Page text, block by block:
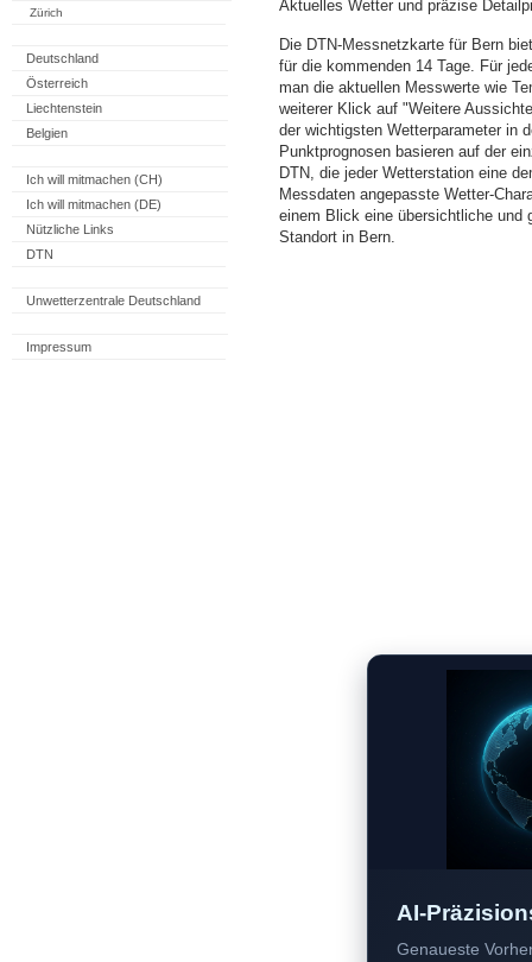
Zürich
Deutschland
Österreich
Liechtenstein
Belgien
Ich will mitmachen (CH)
Ich will mitmachen (DE)
Nützliche Links
DTN
Unwetterzentrale Deutschland
Impressum
Aktuelles Wetter und präzise
Die DTN-Messnetzkarte für Bern
für die kommenden 14 Tage. Für
man die aktuellen Messwerte wie
weiterer Klick auf "Weitere
der wichtigsten Wetterparameter in
Punktprognosen basieren auf der
DTN, die jeder Wetterstation eine
Messdaten angepasste Wetter-
einem Blick eine übersichtliche und
Standort in Bern.
AI-
Genaueste